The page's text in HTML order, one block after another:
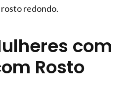
redondo.
com
Rosto